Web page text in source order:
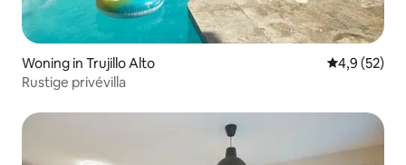
Woning in Trujillo Alto
4,9 (52)
Rustige privévilla